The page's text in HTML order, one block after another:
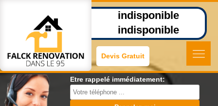
indisponible
indisponible
Devis Gratuit
Etre rappelé immédiatement: